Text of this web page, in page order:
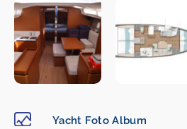
Yacht Foto Album